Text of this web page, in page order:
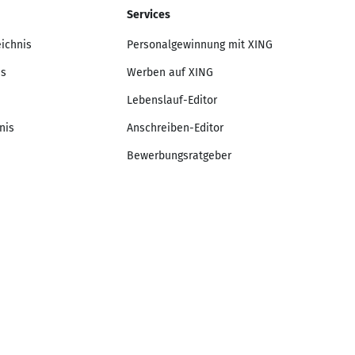
Services
Personalgewinnung mit XING
Werben auf XING
Lebenslauf-Editor
Anschreiben-Editor
Bewerbungsratgeber